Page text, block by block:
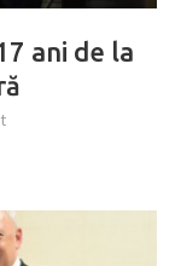
ani de la